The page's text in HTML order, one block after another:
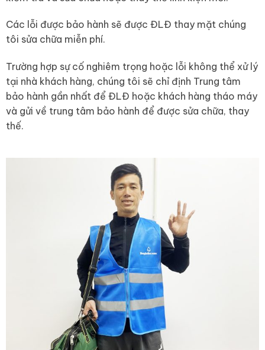
Các lỗi được bảo hành sẽ được ĐLĐ thay mặt chúng
tôi sửa chữa miễn phí.
Trường hợp sự cố nghiêm trọng hoặc lỗi không thể xử lý
tại nhà khách hàng, chúng tôi sẽ chỉ định Trung tâm
bảo hành gần nhất để ĐLĐ hoặc khách hàng tháo máy
và gửi về trung tâm bảo hành để được sửa chữa, thay
thế.